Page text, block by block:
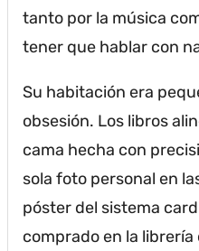
tanto por la música
tener que hablar con
Su habitación era
obsesión. Los libros
cama hecha con
sola foto personal en
póster del sistema
comprado en la